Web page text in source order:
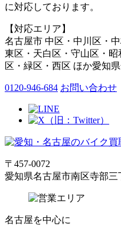
に対応しております。
【対応エリア】
名古屋市 中区・中川区・
東区・天白区・守山区・
区・緑区・西区 ほか愛知県
0120-946-684 お問い合わせ
〒457-0072
愛知県名古屋市南区寺部三
名古屋を中心に